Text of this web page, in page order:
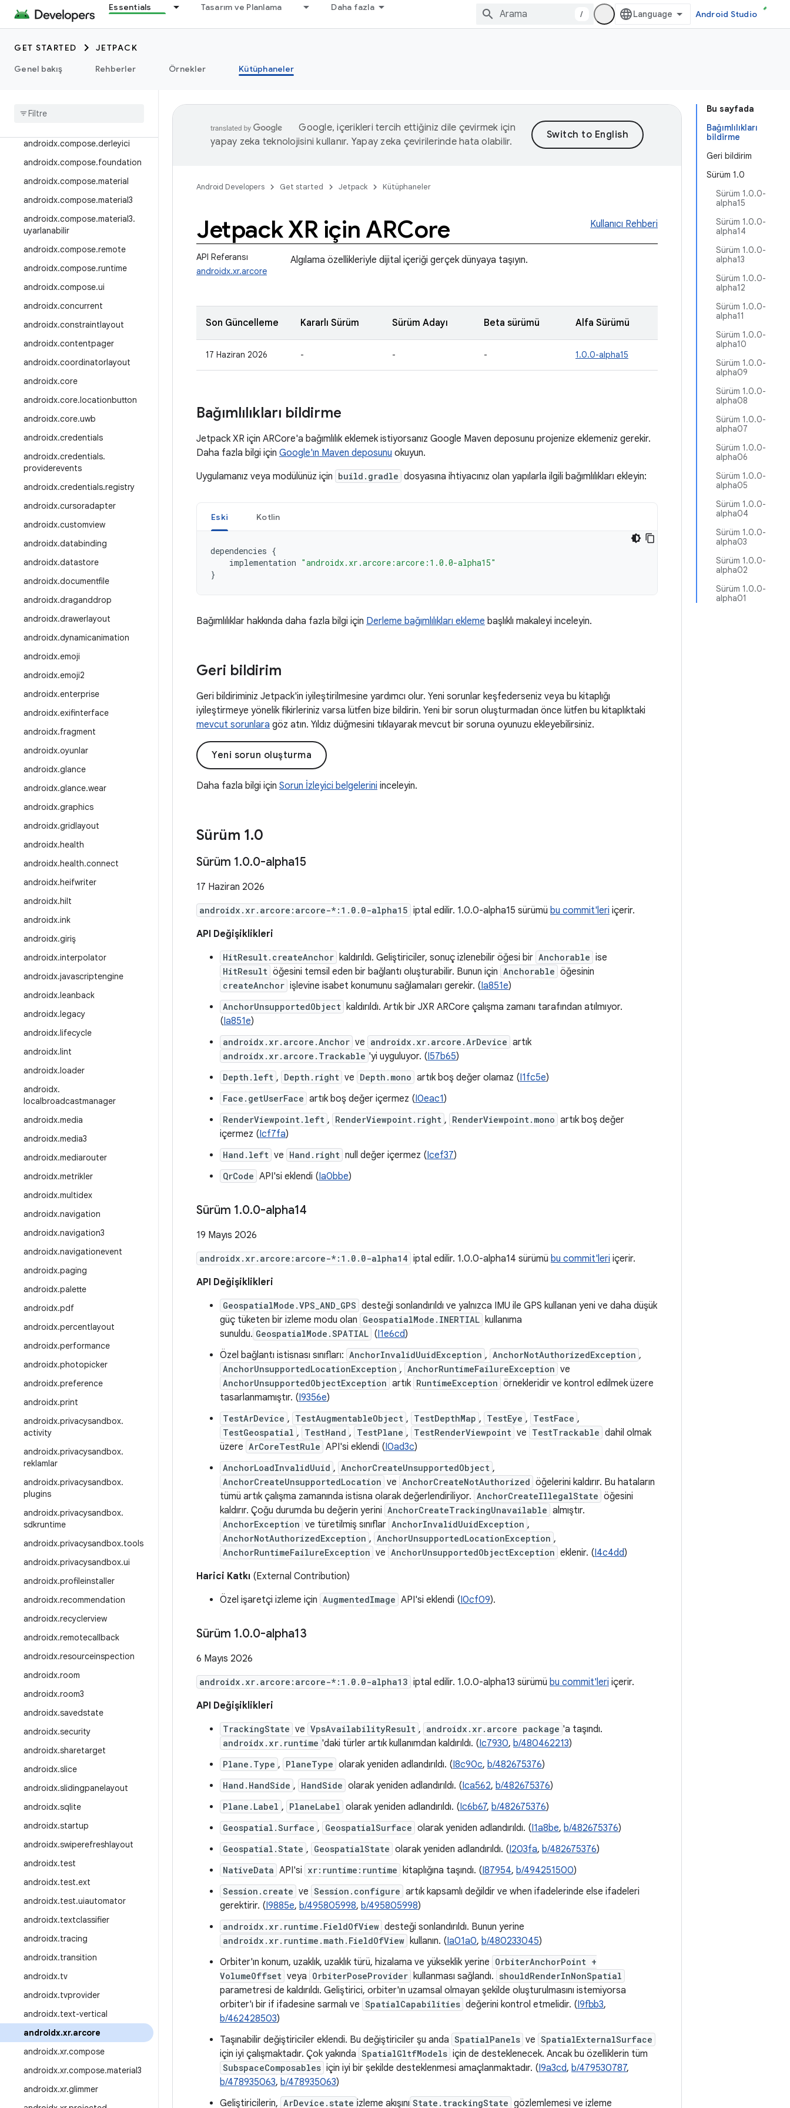
Essentials Tasarım ve Planlama Daha fazla
/ Android Studio
GET STARTED
JETPACK
Genel bakış
Rehberler Örnekler Kütüphaneler
androidx.camera.viewfinder
androidx.car
androidx.car.app
androidx.cardview
androidx.compose.derleyici
androidx.compose.foundation
androidx.compose.material
androidx.compose.material3
androidx.compose.material3.
uyarlanabilir
androidx.compose.remote
androidx.compose.runtime
androidx.compose.ui
androidx.concurrent
androidx.constraintlayout
androidx.contentpager
androidx.coordinatorlayout
androidx.core
androidx.core.locationbutton
androidx.core.uwb
androidx.credentials
androidx.credentials.
providerevents
androidx.credentials.registry
androidx.cursoradapter
androidx.customview
androidx.databinding
androidx.datastore
androidx.documentfile
androidx.draganddrop
androidx.drawerlayout
androidx.dynamicanimation
androidx.emoji
androidx.emoji2
androidx.enterprise
androidx.exifinterface
androidx.fragment
androidx.oyunlar
androidx.glance
androidx.glance.wear
androidx.graphics
androidx.gridlayout
androidx.health
androidx.health.connect
androidx.heifwriter
androidx.hilt
androidx.ink
androidx.giriş
androidx.interpolator
androidx.javascriptengine
androidx.leanback
androidx.legacy
androidx.lifecycle
androidx.lint
androidx.loader
androidx.
localbroadcastmanager
androidx.media
androidx.media3
androidx.mediarouter
androidx.metrikler
androidx.multidex
androidx.navigation
androidx.navigation3
androidx.navigationevent
androidx.paging
androidx.palette
androidx.pdf
androidx.percentlayout
androidx.performance
androidx.photopicker
androidx.preference
androidx.print
androidx.privacysandbox.
activity
androidx.privacysandbox.
reklamlar
androidx.privacysandbox.
plugins
androidx.privacysandbox.
sdkruntime
androidx.privacysandbox.tools
androidx.privacysandbox.ui
androidx.profileinstaller
androidx.recommendation
androidx.recyclerview
androidx.remotecallback
androidx.resourceinspection
androidx.room
androidx.room3
androidx.savedstate
androidx.security
androidx.sharetarget
androidx.slice
androidx.slidingpanelayout
androidx.sqlite
androidx.startup
androidx.swiperefreshlayout
androidx.test
androidx.test.ext
androidx.test.uiautomator
androidx.textclassifier
androidx.tracing
androidx.transition
androidx.tv
androidx.tvprovider
androidx.text-vertical
androidx.xr.arcore
androidx.xr.compose
androidx.xr.compose.material3
androidx.xr.glimmer
Bu sayfada
Bağımlılıkları
bildirme
Geri bildirim
Sürüm 1.0
Sürüm 1.0.0-
alpha15
Sürüm 1.0.0-
alpha14
Sürüm 1.0.0-
alpha13
Sürüm 1.0.0-
alpha12
Sürüm 1.0.0-
alpha11
Sürüm 1.0.0-
alpha10
Sürüm 1.0.0-
alpha09
Sürüm 1.0.0-
alpha08
Sürüm 1.0.0-
alpha07
Sürüm 1.0.0-
alpha06
Sürüm 1.0.0-
alpha05
Sürüm 1.0.0-
alpha04
Sürüm 1.0.0-
alpha03
Sürüm 1.0.0-
alpha02
Sürüm 1.0.0-
alpha01
Google, içerikleri tercih ettiğiniz dile çevirmek için
yapay zeka teknolojisini kullanır. Yapay zeka çevirilerinde hata olabilir.
Android Developers Get started Jetpack Kütüphaneler
Jetpack XR için ARCore Kullanıcı Rehberi
API Referansı
androidx.xr.arcore
Algılama özellikleriyle dijital içeriği gerçek dünyaya taşıyın.
Son Güncelleme Kararlı Sürüm Sürüm Adayı Beta sürümü Alfa Sürümü
17 Haziran 2026 - - - 1.0.0-alpha15
Bağımlılıkları bildirme
Jetpack XR için ARCore'a bağımlılık eklemek istiyorsanız Google Maven deposunu projenize eklemeniz gerekir.
Daha fazla bilgi için Google'ın Maven deposunu okuyun.
Uygulamanız veya modülünüz için build.gradle dosyasına ihtiyacınız olan yapılarla ilgili bağımlılıkları ekleyin:
Eski Kotlin
dependencies {
implementation "androidx.xr.arcore:arcore:1.0.0-alpha15"
}
Bağımlılıklar hakkında daha fazla bilgi için Derleme bağımlılıkları ekleme başlıklı makaleyi inceleyin.
Geri bildirim
Geri bildiriminiz Jetpack'in iyileştirilmesine yardımcı olur. Yeni sorunlar keşfederseniz veya bu kitaplığı
iyileştirmeye yönelik fikirleriniz varsa lütfen bize bildirin. Yeni bir sorun oluşturmadan önce lütfen bu kitaplıktaki
mevcut sorunlara göz atın. Yıldız düğmesini tıklayarak mevcut bir soruna oyunuzu ekleyebilirsiniz.
Yeni sorun oluşturma
Daha fazla bilgi için Sorun İzleyici belgelerini inceleyin.
Sürüm 1.0
Sürüm 1.0.0-alpha15
17 Haziran 2026
androidx.xr.arcore:arcore-*:1.0.0-alpha15 iptal edilir. 1.0.0-alpha15 sürümü bu commit'leri içerir.
API Değişiklikleri
HitResult.createAnchor kaldırıldı. Geliştiriciler, sonuç izlenebilir öğesi bir Anchorable ise
HitResult öğesini temsil eden bir bağlantı oluşturabilir. Bunun için Anchorable öğesinin
createAnchor işlevine isabet konumunu sağlamaları gerekir. (Ia851e)
AnchorUnsupportedObject kaldırıldı. Artık bir JXR ARCore çalışma zamanı tarafından atılmıyor.
(Ia851e)
androidx.xr.arcore.Anchor ve androidx.xr.arcore.ArDevice artık
androidx.xr.arcore.Trackable 'yi uyguluyor. (I57b65)
Depth.left , Depth.right ve Depth.mono artık boş değer olamaz (I1fc5e)
Face.getUserFace artık boş değer içermez (I0eac1)
RenderViewpoint.left , RenderViewpoint.right , RenderViewpoint.mono artık boş değer
içermez (Icf7fa)
Hand.left ve Hand.right null değer içermez (Icef37)
QrCode API'si eklendi (Ia0bbe)
Sürüm 1.0.0-alpha14
19 Mayıs 2026
androidx.xr.arcore:arcore-*:1.0.0-alpha14 iptal edilir. 1.0.0-alpha14 sürümü bu commit'leri içerir.
API Değişiklikleri
GeospatialMode.VPS_AND_GPS desteği sonlandırıldı ve yalnızca IMU ile GPS kullanan yeni ve daha düşük
güç tüketen bir izleme modu olan GeospatialMode.INERTIAL kullanıma
sunuldu. GeospatialMode.SPATIAL (I1e6cd)
Özel bağlantı istisnası sınıfları: AnchorInvalidUuidException , AnchorNotAuthorizedException ,
AnchorUnsupportedLocationException , AnchorRuntimeFailureException ve
AnchorUnsupportedObjectException artık RuntimeException örnekleridir ve kontrol edilmek üzere
tasarlanmamıştır. (I9356e)
TestArDevice , TestAugmentableObject , TestDepthMap , TestEye , TestFace ,
TestGeospatial , TestHand , TestPlane , TestRenderViewpoint ve TestTrackable dahil olmak
üzere ArCoreTestRule API'si eklendi (I0ad3c)
AnchorLoadInvalidUuid , AnchorCreateUnsupportedObject ,
AnchorCreateUnsupportedLocation ve AnchorCreateNotAuthorized öğelerini kaldırır. Bu hataların
tümü artık çalışma zamanında istisna olarak değerlendiriliyor. AnchorCreateIllegalState öğesini
kaldırır. Çoğu durumda bu değerin yerini AnchorCreateTrackingUnavailable almıştır.
AnchorException ve türetilmiş sınıflar AnchorInvalidUuidException ,
AnchorNotAuthorizedException , AnchorUnsupportedLocationException ,
AnchorRuntimeFailureException ve AnchorUnsupportedObjectException eklenir. (I4c4dd)
Harici Katkı (External Contribution)
Özel işaretçi izleme için AugmentedImage API'si eklendi (I0cf09).
Sürüm 1.0.0-alpha13
6 Mayıs 2026
androidx.xr.arcore:arcore-*:1.0.0-alpha13 iptal edilir. 1.0.0-alpha13 sürümü bu commit'leri içerir.
API Değişiklikleri
TrackingState ve VpsAvailabilityResult , androidx.xr.arcore package 'a taşındı.
androidx.xr.runtime 'daki türler artık kullanımdan kaldırıldı. (Ic7930, b/480462213)
Plane.Type , PlaneType olarak yeniden adlandırıldı. (I8c90c, b/482675376)
Hand.HandSide , HandSide olarak yeniden adlandırıldı. (Ica562, b/482675376)
Plane.Label , PlaneLabel olarak yeniden adlandırıldı. (Ic6b67, b/482675376)
Geospatial.Surface , GeospatialSurface olarak yeniden adlandırıldı. (I1a8be, b/482675376)
Geospatial.State , GeospatialState olarak yeniden adlandırıldı. (I203fa, b/482675376)
NativeData API'si xr:runtime:runtime kitaplığına taşındı. (I87954, b/494251500)
Session.create ve Session.configure artık kapsamlı değildir ve when ifadelerinde else ifadeleri
gerektirir. (I9885e, b/495805998, b/495805998)
androidx.xr.runtime.FieldOfView desteği sonlandırıldı. Bunun yerine
androidx.xr.runtime.math.FieldOfView kullanın. (Ia01a0, b/480233045)
Orbiter'ın konum, uzaklık, uzaklık türü, hizalama ve yükseklik yerine OrbiterAnchorPoint +
VolumeOffset veya OrbiterPoseProvider kullanması sağlandı. shouldRenderInNonSpatial
parametresi de kaldırıldı. Geliştirici, orbiter'ın uzamsal olmayan şekilde oluşturulmasını istemiyorsa
orbiter'ı bir if ifadesine sarmalı ve SpatialCapabilities değerini kontrol etmelidir. (I9fbb3,
b/462428503)
Taşınabilir değiştiriciler eklendi. Bu değiştiriciler şu anda SpatialPanels ve SpatialExternalSurface
için iyi çalışmaktadır. Çok yakında SpatialGltfModels için de desteklenecek. Ancak bu özelliklerin tüm
SubspaceComposables için iyi bir şekilde desteklenmesi amaçlanmaktadır. (I9a3cd, b/479530787,
b/478935063, b/478935063)
Geliştiricilerin, ArDevice.state izleme akışını State.trackingState gözlemlemesi ve izleme